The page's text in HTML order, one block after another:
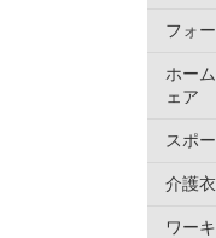
フォ
ホー
ェア
スポ
介護
ワー